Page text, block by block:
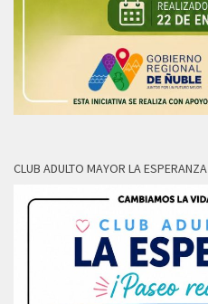
CLUB ADULTO MAYOR LA ESPERANZA